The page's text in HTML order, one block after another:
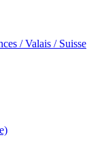
/ Valais / Suisse